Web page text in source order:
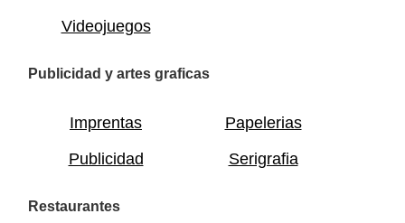
Videojuegos
Publicidad y artes graficas
Imprentas
Papelerias
Publicidad
Serigrafia
Restaurantes